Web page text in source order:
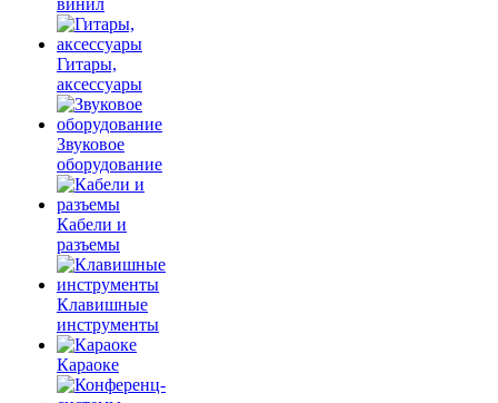
винил
Гитары,
аксессуары
Звуковое
оборудование
Кабели и
разъемы
Клавишные
инструменты
Караоке